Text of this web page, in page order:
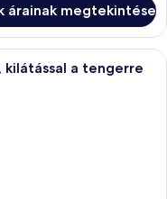
árainak megtekintése
hálószoba, amelyben
kilátással a tengerre